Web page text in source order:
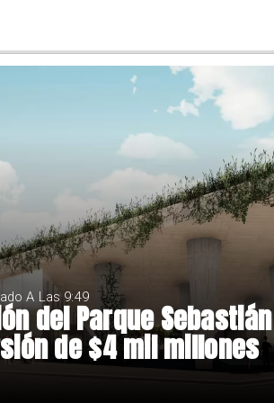
del Parque Sebastián
de $4 mil millones
A Las 9:49